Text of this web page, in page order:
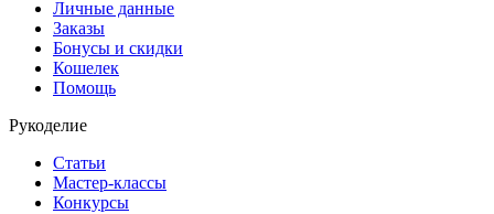
Личные данные
Заказы
Бонусы и скидки
Кошелек
Помощь
Рукоделие
Статьи
Мастер-классы
Конкурсы